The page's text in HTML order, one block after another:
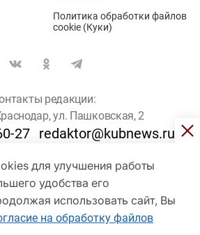
для улучшения работы
удобства его
использовать сайт, Вы
на обработку файлов
Политика обработки файлов
cookie (Куки)
редакции:
ул. Пашковская, 2
27 redaktor@kubnews.ru
старше 16 лет
Новости, 2017
зарегистрировано Федеральной
связи, информационных технологий